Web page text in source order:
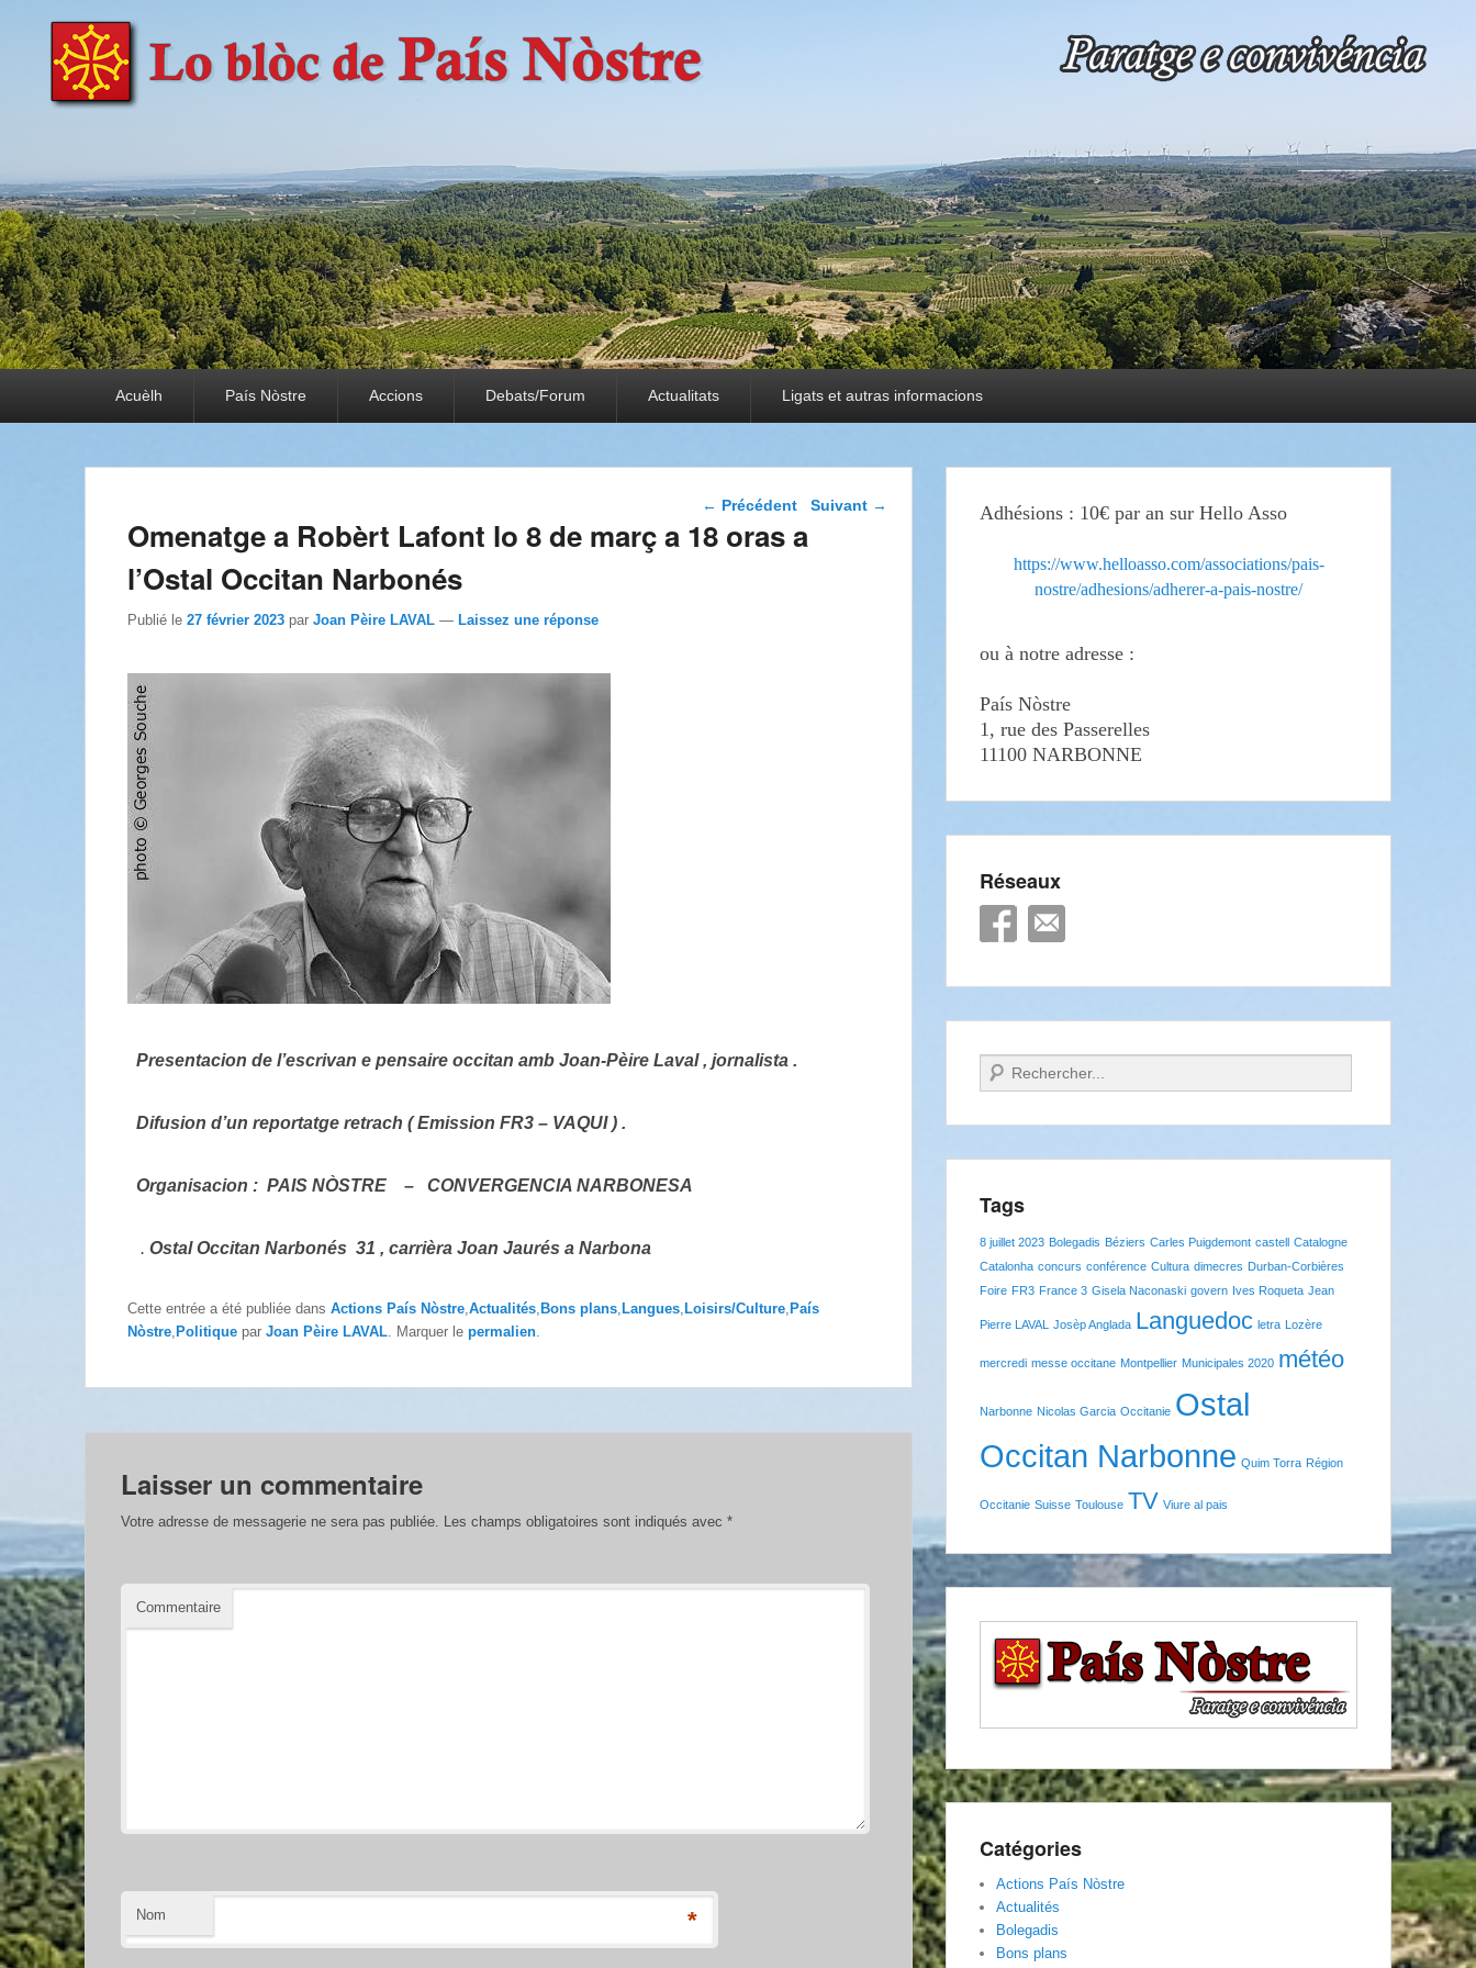
País Nòstre
Paratge e Convivència
Acuèlh País Nòstre Accions Debats/Forum Actualitats Ligats et autras informacions
Navigation dans les
← Précédent Suivant →
Omenatge a Robèrt Lafont lo 8 de març a 18 oras a
l’Ostal Occitan Narbonés
Publié le 27 février 2023 par Joan Pèire LAVAL — Laissez une réponse
Presentacion de l’escrivan e pensaire occitan amb Joan-Pèire Laval , jornalista .
Difusion d’un reportatge retrach ( Emission FR3 – VAQUI ) .
Organisacion : PAIS NÒSTRE – CONVERGENCIA NARBONESA
. Ostal Occitan Narbonés 31 , carrièra Joan Jaurés a Narbona
Cette entrée a été publiée dans Actions País Nòstre Actualités Bons plans Langues Loisirs/Culture País
Nòstre Politique par Joan Pèire LAVAL . Marquer le permalien
Laisser un commentaire
Votre adresse de messagerie ne sera pas publiée. Les champs obligatoires sont indiqués avec *
Commentaire
Nom *
Adhésions : 10€ par an sur Hello Asso
https://www.helloasso.com/associations/pais-
nostre/adhesions/adherer-a-pais-nostre/
ou à notre adresse :
País Nòstre
1, rue des Passerelles
11100 NARBONNE
Réseaux
Recherche
Tags
8 juillet 2023 Bolegadis Béziers Carles Puigdemont castell Catalogne
Catalonha concurs conférence Cultura dimecres Durban-Corbières
Foire FR3 France 3 Gisela Naconaski govern Ives Roqueta Jean
Pierre LAVAL Josèp Anglada Languedoc letra Lozère
mercredi messe occitane Montpellier Municipales 2020 météo
Narbonne Nicolas Garcia Occitanie Ostal
Occitan Narbonne Quim Torra Région
Occitanie Suisse Toulouse TV Viure al pais
Catégories
Actions País Nòstre
Actualités
Bolegadis
Bons plans